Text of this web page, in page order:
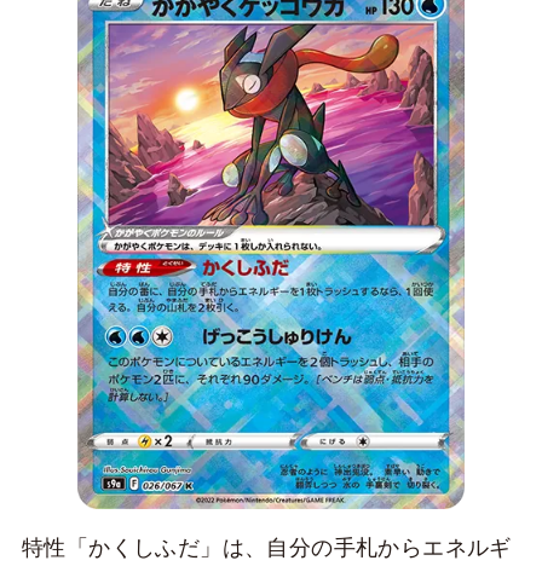
特性「かくしふだ」は、自分の手札からエネルギ